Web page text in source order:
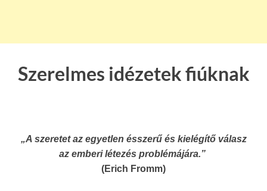
Szerelmes idézetek fiúknak
„A szeretet az egyetlen ésszerű és kielégítő válasz
az emberi létezés problémájára.”
(Erich Fromm)